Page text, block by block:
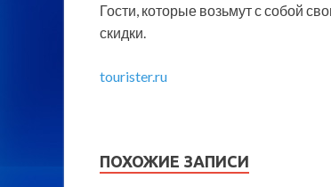
Гости, которые возьмут с собой
скидки.
tourister.ru
ПОХОЖИЕ ЗАПИСИ